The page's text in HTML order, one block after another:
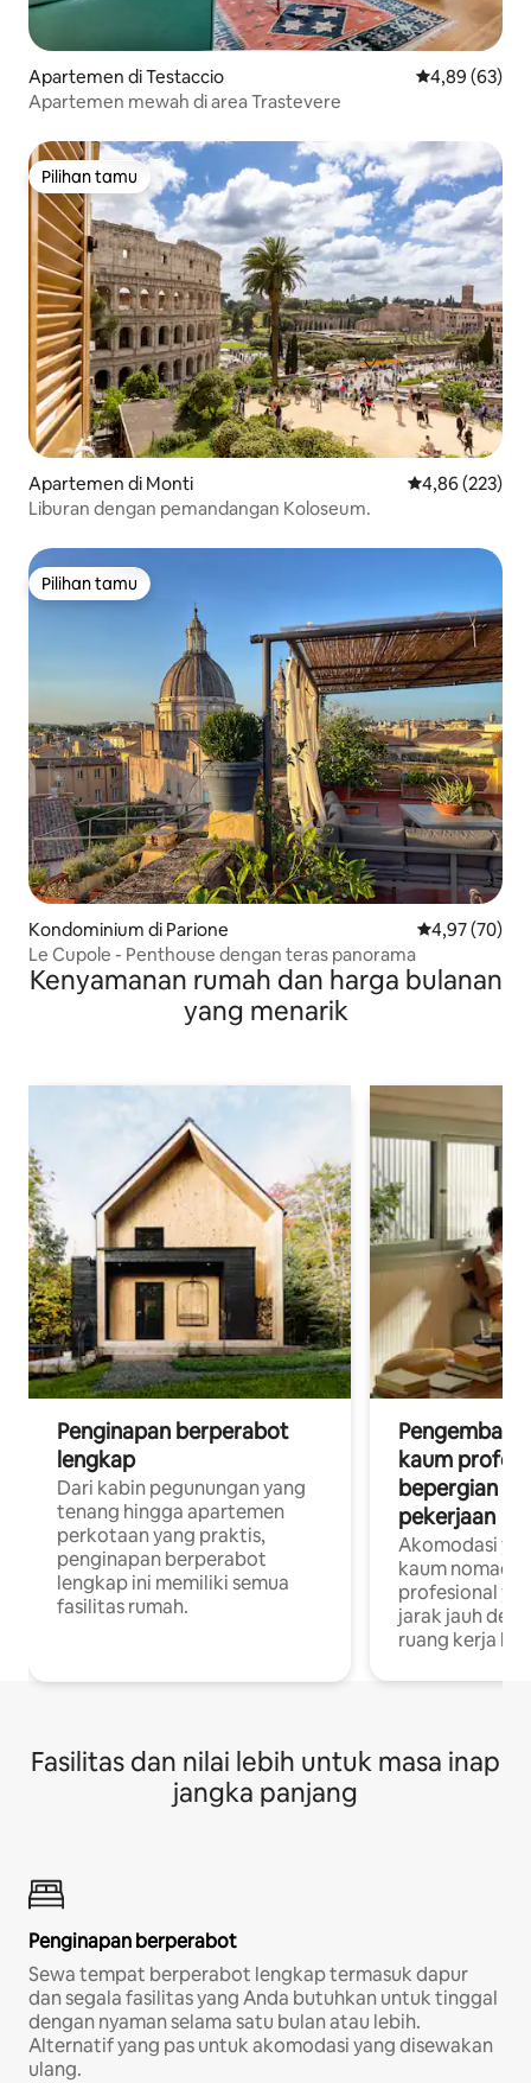
Apartemen di Testaccio Nilai rata-rata
4,89 (63)
Apartemen mewah di area Trastevere
Pilihan tamu
Pilihan tamu
Apartemen di Monti Nilai rata-rata
4,86 (223)
Liburan dengan pemandangan Koloseum.
Pilihan tamu
Pilihan tamu
Kondominium di Parione Nilai rata-rata
4,97 (70)
Le Cupole - Penthouse dengan teras panorama
Kenyamanan rumah dan harga bulanan
yang menarik
Penginapan berperabot
lengkap
Dari kabin pegunungan yang
tenang hingga apartemen
perkotaan yang praktis,
penginapan berperabot
lengkap ini memiliki semua
fasilitas rumah.
Pengembara
kaum
bepergian
pekerjaan
Akomodasi
kaum
profesional
jarak jauh
ruang kerja
Fasilitas dan nilai lebih untuk masa inap
jangka panjang
Penginapan berperabot
Sewa tempat berperabot lengkap termasuk dapur
dan segala fasilitas yang Anda butuhkan untuk tinggal
dengan nyaman selama satu bulan atau lebih.
Alternatif yang pas untuk akomodasi yang disewakan
ulang.